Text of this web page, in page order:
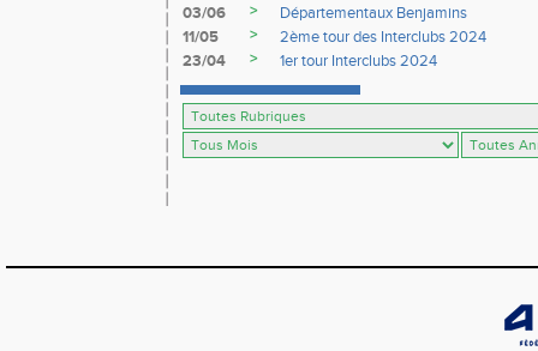
03/06
>
Départementaux Benjamins
11/05
>
2ème tour des Interclubs 2024
23/04
> 1er tour Interclubs 2024